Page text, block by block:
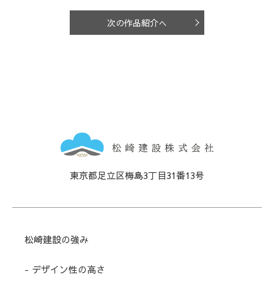
次の作品紹介へ
東京都足立区梅島3丁目31番13号
松崎建設の強み
- デザイン性の高さ